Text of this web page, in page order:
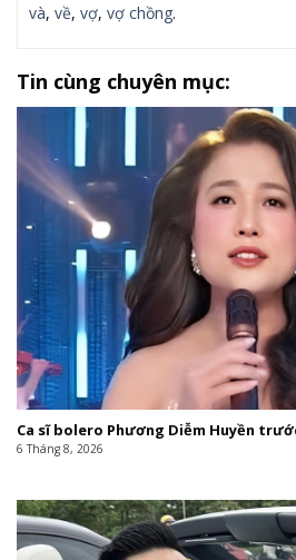
và, về, vợ, vợ chồng.
Tin cùng chuyên mục:
Ca sĩ bolero Phương Diễm Huyền
6 Tháng 8, 2026